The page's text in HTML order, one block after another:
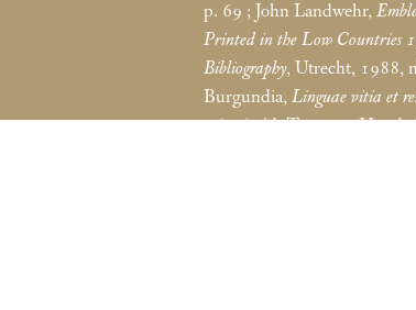
p. 69 ; John Landwehr,
Printed in the Low Countries
Bibliography, Utrecht, 1988,
Burgundia, Linguae vitia et
1631), éd. Toon van